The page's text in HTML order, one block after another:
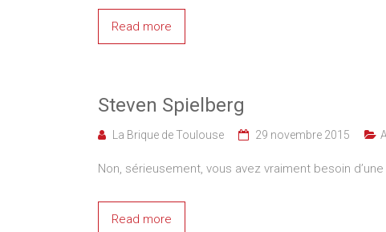
Read more
Steven Spielberg
La Brique de Toulouse 29 novembre 2015
Non, sérieusement, vous avez vraiment besoin
Read more